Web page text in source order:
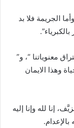
الجريمة فلا بد
معنوياتنا “، و”
وهذا الايمان
إنا لله وإنا إليه